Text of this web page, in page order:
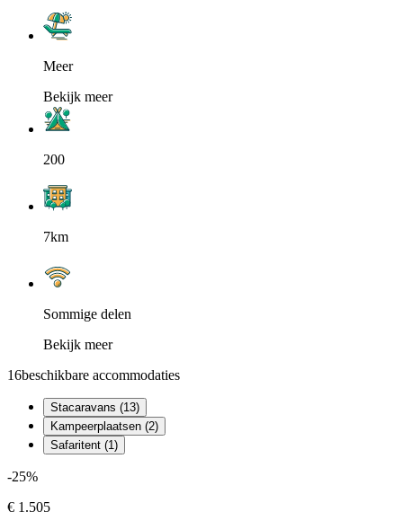
Meer
Bekijk meer
200
7km
Sommige delen
Bekijk meer
16beschikbare accommodaties
Stacaravans (13)
Kampeerplaatsen (2)
Safaritent (1)
-25%
€ 1.505